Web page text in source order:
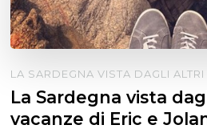
LA SARDEGNA VISTA DAGLI ALTRI
La Sardegna vista
vacanze di Eric e